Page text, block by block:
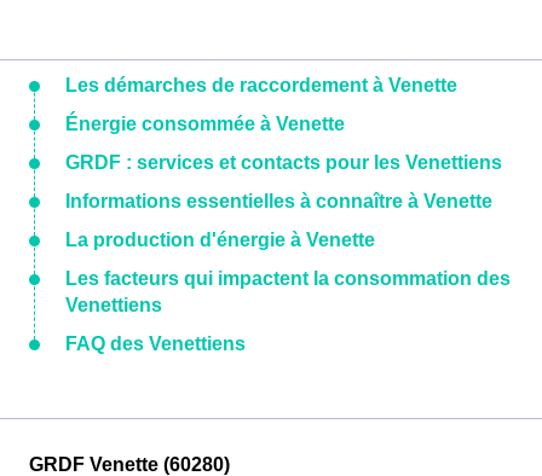
Les démarches de raccordement à Venette
Énergie consommée à Venette
GRDF : services et contacts pour les Venettiens
Informations essentielles à connaître à Venette
La production d'énergie à Venette
Les facteurs qui impactent la consommation des
Venettiens
FAQ des Venettiens
GRDF Venette (60280)